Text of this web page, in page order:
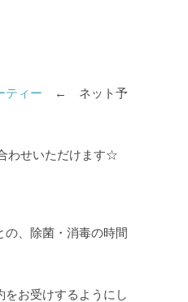
ティー ← ネット予
わせいただけます☆
の、除菌・消毒の時間
お受けするようにし